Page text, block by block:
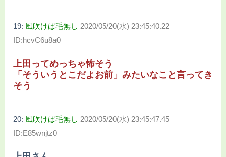
19: 風吹けば毛無し 2020/05/20(水) 23:45:40.22
ID:hcvC6u8a0
上田ってめっちゃ怖そう
「そういうとこだよお前」みたいなこと言ってき
そう
20: 風吹けば毛無し 2020/05/20(水) 23:45:47.45
ID:E85wnjtz0